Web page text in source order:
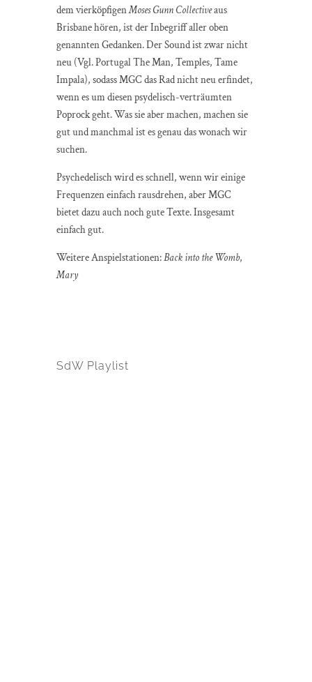
dem vierköpfigenMoses Gunn Collectiveaus
Brisbane hören, ist der Inbegriff aller oben
genannten Gedanken. Der Sound ist zwar nicht
neu (Vgl. Portugal The Man, Temples, Tame
Impala), sodass MGC das Rad nicht neu erfindet,
wenn es um diesen psydelisch-verträumten
Poprock geht. Was sie aber machen, machen sie
gut und manchmal ist es genau das wonach wir
suchen.
Psychedelisch wird es schnell, wenn wir einige
Frequenzen einfach rausdrehen, aber MGC
bietet dazu auch noch gute Texte. Insgesamt
einfach gut.
Weitere Anspielstationen:Back into the Womb,
Mary
SdW Playlist